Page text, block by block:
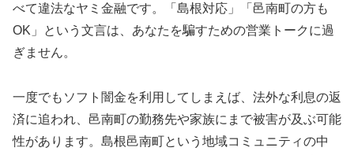
べて違法なヤミ金融です。「島根対応」「邑南町の方も
OK」という文言は、あなたを騙すための営業トークに過
ぎません。
一度でもソフト闇金を利用してしまえば、法外な利息の返
済に追われ、邑南町の勤務先や家族にまで被害が及ぶ可能
性があります。島根邑南町という地域コミュニティの中